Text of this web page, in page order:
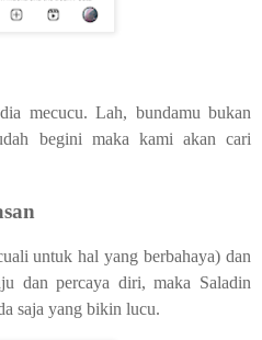
mecucu. Lah, bundamu bukan
begini maka kami akan cari
untuk hal yang berbahaya) dan
dan percaya diri, maka Saladin
saja yang bikin lucu.